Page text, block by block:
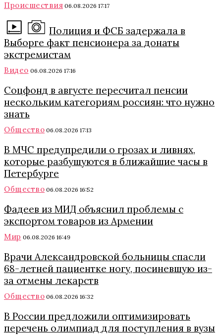
Происшествия 06.08.2026 17:17
Полиция и ФСБ задержала в
Выборге факт пенсионера за донаты
экстремистам
Видео 06.08.2026 17:16
Соцфонд в августе пересчитал пенсии
нескольким категориям россиян: что нужно
знать
Общество 06.08.2026 17:13
В МЧС предупредили о грозах и ливнях,
которые разбушуются в ближайшие часы в
Петербурге
Общество 06.08.2026 16:52
Фадеев из МИД объяснил проблемы с
экспортом товаров из Армении
Мир 06.08.2026 16:49
Врачи Александровской больницы спасли
68-летней пациентке ногу, посиневшую из-
за отмены лекарств
Общество 06.08.2026 16:32
В России предложили оптимизировать
перечень олимпиад для поступления в вузы